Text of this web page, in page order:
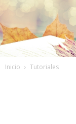
Inicio Tutoriales